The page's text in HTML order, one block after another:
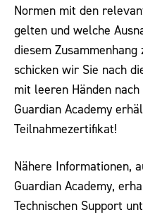
Normen mit den
gelten und welche
diesem
schicken wir Sie nach
mit leeren Händen
Guardian Academy
Teilnahmezertifikat!
Nähere Informationen,
Guardian Academy,
Technischen Support